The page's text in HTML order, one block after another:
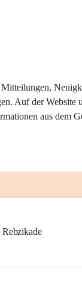
Auf der
aus dem